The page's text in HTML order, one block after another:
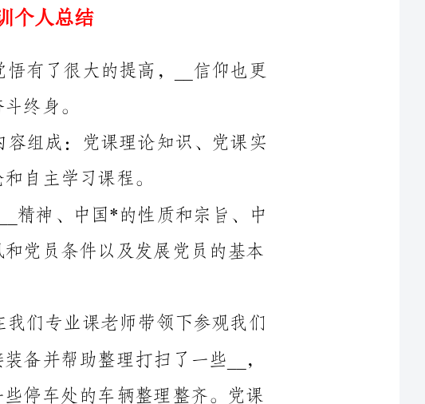
国*的纲领和党的纪律、中国*的作风和党员条件以及发展党员的基本
专业楼—焊接楼中的一些先进的焊接装备并帮助整理打扫了一些__，
另一次是在组长的带领下将学校的一些停车处的车辆整理整齐。党课